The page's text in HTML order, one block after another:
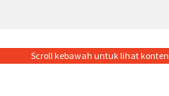
Scroll kebawah untuk lihat konten